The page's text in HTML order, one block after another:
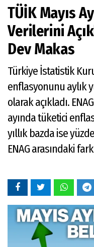
Günün
Haberleri
TÜİK Mayıs
Verilerini
Dev Makas
Türkiye İstatistik
enflasyonunu aylık
olarak açıkladı.
ayında tüketici
yıllık bazda ise
ENAG arasındaki